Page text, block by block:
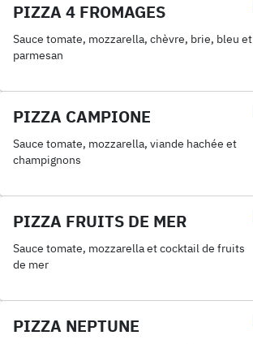
PIZZA 4 FROMAGES
Sauce tomate, mozzarella, chèvre, brie, bleu et
parmesan
PIZZA CAMPIONE
Sauce tomate, mozzarella, viande hachée et
champignons
PIZZA FRUITS DE MER
Sauce tomate, mozzarella et cocktail de fruits
de mer
PIZZA NEPTUNE